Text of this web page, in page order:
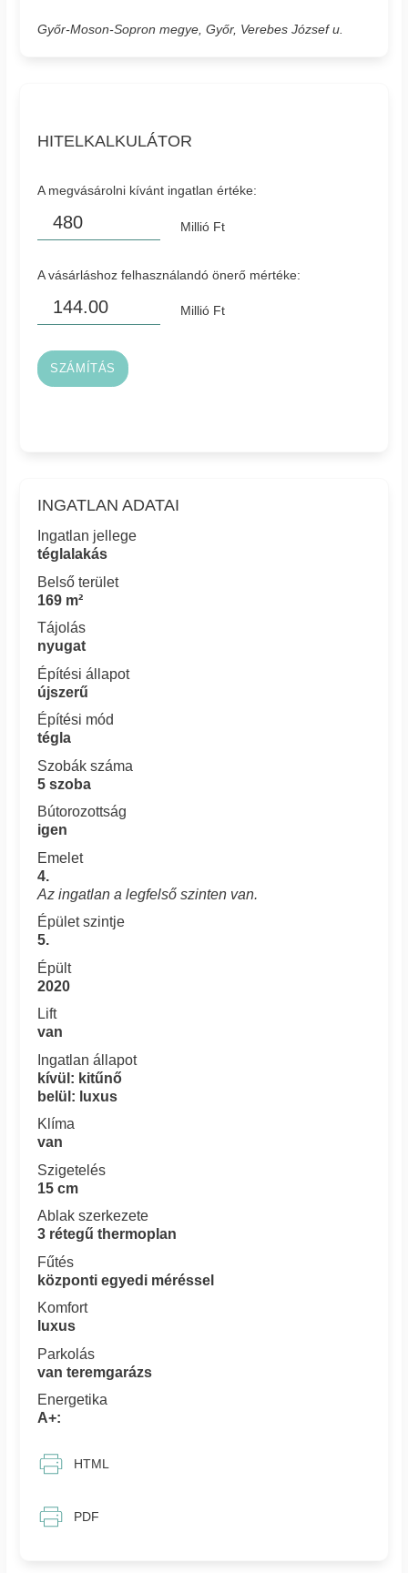
Győr-Moson-Sopron megye, Győr, Verebes József u.
HITELKALKULÁTOR
A megvásárolni kívánt ingatlan értéke:
Millió Ft
A vásárláshoz felhasználandó önerő mértéke:
Millió Ft
SZÁMÍTÁS
INGATLAN ADATAI
Ingatlan jellege
téglalakás
Belső terület
169 m²
Tájolás
nyugat
Építési állapot
újszerű
Építési mód
tégla
Szobák száma
5 szoba
Bútorozottság
igen
Emelet
4.
Az ingatlan a legfelső szinten van.
Épület szintje
5.
Épült
2020
Lift
van
Ingatlan állapot
kívül: kitűnő
belül: luxus
Klíma
van
Szigetelés
15 cm
Ablak szerkezete
3 rétegű thermoplan
Fűtés
központi egyedi méréssel
Komfort
luxus
Parkolás
van teremgarázs
Energetika
A+:
HTML
PDF